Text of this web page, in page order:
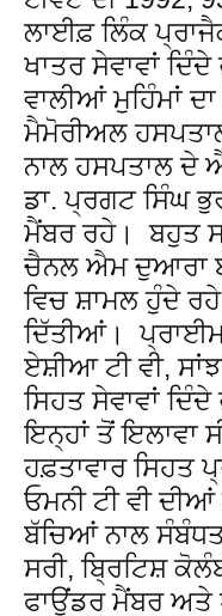
ਲਾਈਫ਼ ਲਿੰਕ
ਖਾਤਰ ਸੇਵਾਵਾਂ
ਵਾਲੀਆਂ ਮੁਹਿੰਮਾਂ
ਮੈਮੋਰੀਅਲ
ਨਾਲ ਹਸਪਤਾਲ ਦੇ
ਡਾ. ਪ੍ਰਗਟ ਸਿੰਘ
ਮੈਂਬਰ ਰਹੇ। ਬਹੁਤ
ਚੈਨਲ ਐਮ ਦੁਆਰਾ
ਵਿਚ ਸ਼ਾਮਲ ਹੁੰਦੇ
ਦਿੱਤੀਆਂ। ਪ੍ਰਾਈਮ
ਏਸ਼ੀਆ ਟੀ ਵੀ,
ਸਿਹਤ ਸੇਵਾਵਾਂ ਦਿੰਦੇ
ਇਨ੍ਹਾਂ ਤੋਂ ਇਲਾਵਾ
ਹਫ਼ਤਾਵਾਰ ਸਿਹਤ
ਓਮਨੀ ਟੀ ਵੀ
ਬੱਚਿਆਂ ਨਾਲ
ਸਰੀ, ਬ੍ਰਿਟਿਸ਼
ਫਾਊਂਡਰ ਮੈਂਬਰ ਅਤੇ